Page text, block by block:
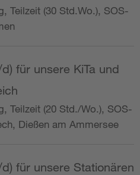
Teilzeit (30 Std.Wo.), SOS-
für unsere KiTa und
Teilzeit (20 Std./Wo.), SOS-
Dießen am Ammersee
für unsere Stationären